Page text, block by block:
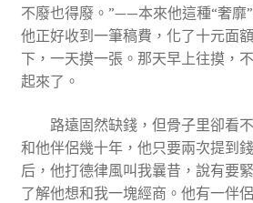
不廢也得廢。”——本來他這種“奢靡
他正好收到一筆稿費，化了十元面
下，一天摸一張。那天早上往摸，
起來了。
路遠固然缺錢，但骨子里卻看
和他伴侶幾十年，他只要兩次提到
后，他打德律風叫我曩昔，說有要
了解他想和我一塊經商。他有一伴